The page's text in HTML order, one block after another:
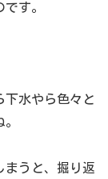
す。
下水やら色々と
まうと、掘り返